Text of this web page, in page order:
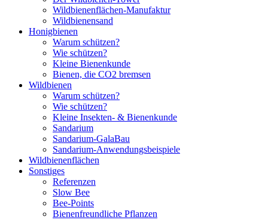
Wildbienenflächen-Manufaktur
Wildbienensand
Honigbienen
Warum schützen?
Wie schützen?
Kleine Bienenkunde
Bienen, die CO2 bremsen
Wildbienen
Warum schützen?
Wie schützen?
Kleine Insekten- & Bienenkunde
Sandarium
Sandarium-GalaBau
Sandarium-Anwendungsbeispiele
Wildbienenflächen
Sonstiges
Referenzen
Slow Bee
Bee-Points
Bienenfreundliche Pflanzen